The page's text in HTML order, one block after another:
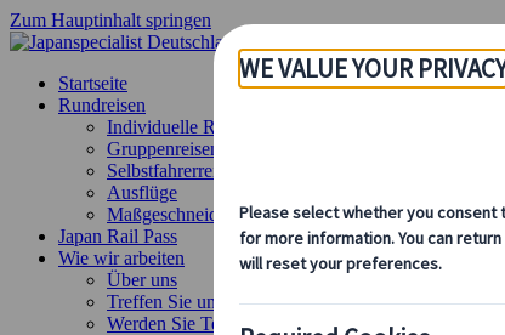
Zum Hauptinhalt springen
Startseite
Rundreisen
Individuelle Reisen
Gruppenreisen
Selbstfahrerreisen
Ausflüge
Maßgeschneiderte Gruppenreisen
Japan Rail Pass
Wie wir arbeiten
Über uns
Treffen Sie unser Team
Werden Sie Teil unseres Teams